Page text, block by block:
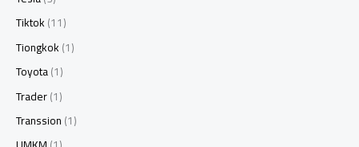
Tiktok(11)
Tiongkok(1)
Toyota(1)
Trader(1)
Transsion(1)